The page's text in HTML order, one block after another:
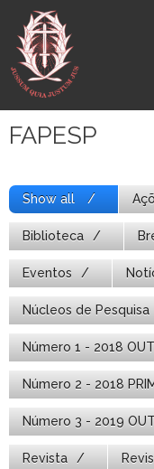
para
conteúdo
FAPESP
Show all
Biblioteca
Eventos
Núcleos de Pesquisa
Número 1 - 2018
Número 2 - 2018
Número 3 - 2019
Revista